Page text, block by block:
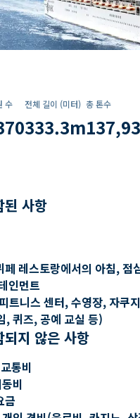
수 전체 길이 (미터)
333.3m
총 톤수
된 사항
페 레스토랑에서의 아침, 점
인먼트
트니스 센터, 수영장, 자쿠
, 퀴즈, 공예 교실 등)
지 않은 사항
통비
비
금